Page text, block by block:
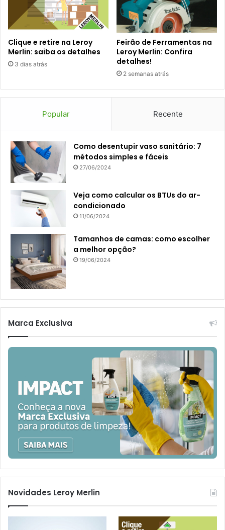
Clique e retire na Leroy
Merlin: saiba os detalhes
3 dias atrás
Feirão de Ferramentas na
Leroy Merlin: Confira
detalhes!
2 semanas atrás
Popular Recente
Como desentupir vaso sanitário: 7
métodos simples e fáceis
27/06/2024
Veja como calcular os BTUs do ar-
condicionado
11/06/2024
Tamanhos de camas: como escolher
a melhor opção?
19/06/2024
Marca Exclusiva
Novidades Leroy Merlin